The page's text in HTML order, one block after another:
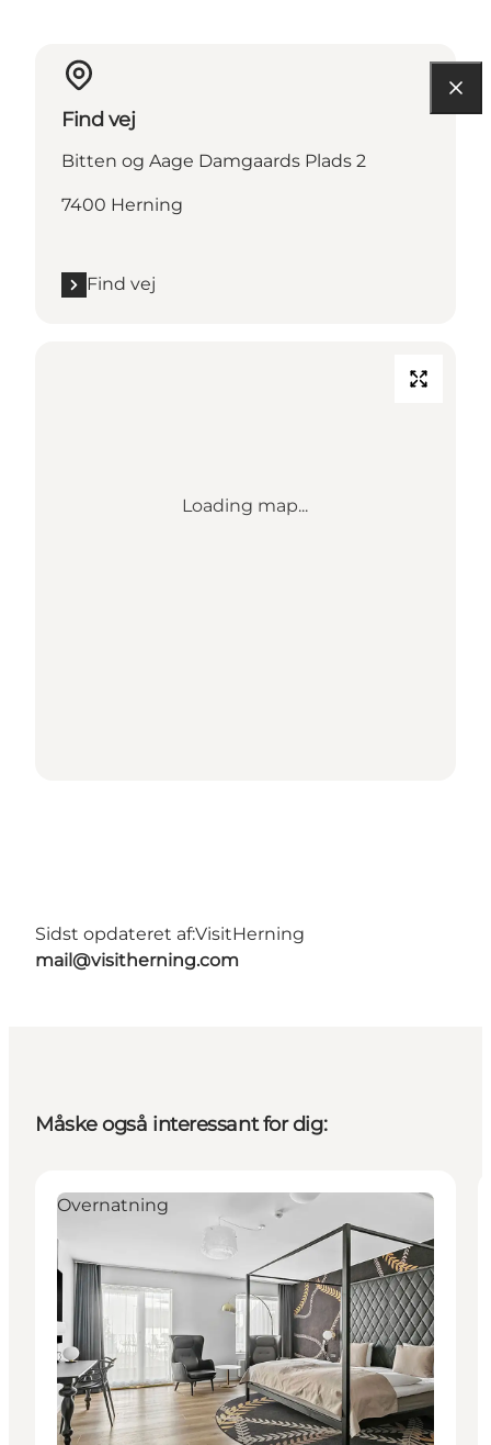
Find vej
Bitten og Aage Damgaards Plads 2
7400 Herning
Find vej
Loading map...
Sidst opdateret af:VisitHerning
mail@visitherning.com
Måske også interessant for dig:
Overnatning